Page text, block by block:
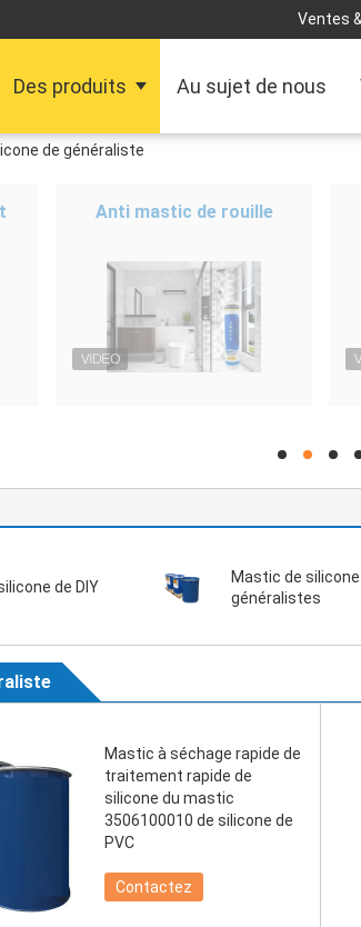
Ventes
Des produits Au sujet de nous
de généraliste
Anti mastic de rouille
hd hd hd
de DIY
Mastic de
généralistes
Mastic à séchage rapide de
traitement rapide de
silicone du mastic
3506100010 de silicone de
PVC
Contactez